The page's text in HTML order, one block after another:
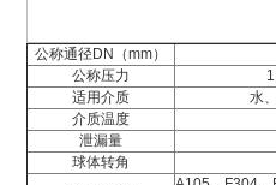
公称通径DN（mm）
公称压力
适用介质
水
介质温度
泄漏量
球体转角